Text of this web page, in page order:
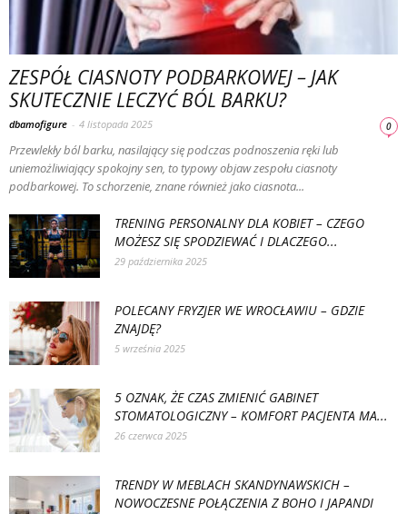
ZESPÓŁ CIASNOTY PODBARKOWEJ – JAK
SKUTECZNIE LECZYĆ BÓL BARKU?
dbamofigure - 4 listopada 2025 0
Przewlekły ból barku, nasilający się podczas podnoszenia ręki lub
uniemożliwiający spokojny sen, to typowy objaw zespołu ciasnoty
podbarkowej. To schorzenie, znane również jako ciasnota...
TRENING PERSONALNY DLA KOBIET – CZEGO
MOŻESZ SIĘ SPODZIEWAĆ I DLACZEGO...
29 października 2025
POLECANY FRYZJER WE WROCŁAWIU – GDZIE
ZNAJDĘ?
5 września 2025
5 OZNAK, ŻE CZAS ZMIENIĆ GABINET
STOMATOLOGICZNY – KOMFORT PACJENTA MA...
26 czerwca 2025
TRENDY W MEBLACH SKANDYNAWSKICH –
NOWOCZESNE POŁĄCZENIA Z BOHO I JAPANDI